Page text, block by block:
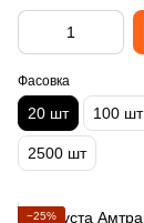
Фасовка
20 шт 100 шт
2500 шт
−25%